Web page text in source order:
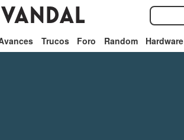
Trucos Foro Random Hardware